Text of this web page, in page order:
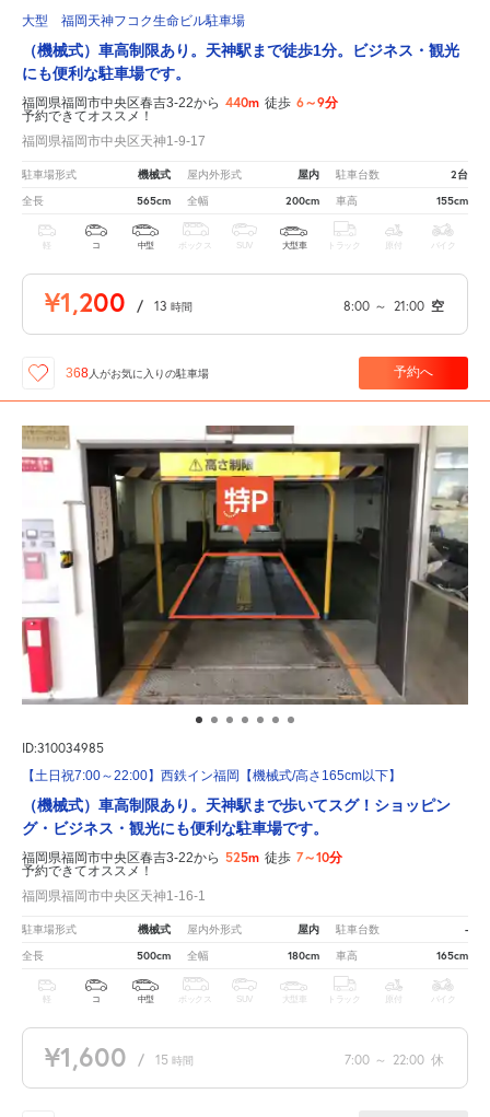
大型 福岡天神フコク生命ビル駐車場
（機械式）車高制限あり。天神駅まで徒歩1分。ビジネス・観光
にも便利な駐車場です。
福岡県福岡市中央区春吉3-22から 440m 徒歩 6～9分
予約できてオススメ！
福岡県福岡市中央区天神1-9-17
駐車場形式 機械式 屋内外形式 屋内 駐車台数 2台
全長 565cm 全幅 200cm 車高 155cm
軽 コ 中型 ボックス SUV 大型車 トラック 原付 バイク
¥1,200 / 13 時間 8:00 ～ 21:00 空
368 人がお気に入りの駐車場 予約へ
ID:310034985
【土日祝7:00～22:00】西鉄イン福岡【機械式/高さ165cm以下】
（機械式）車高制限あり。天神駅まで歩いてスグ！ショッピン
グ・ビジネス・観光にも便利な駐車場です。
福岡県福岡市中央区春吉3-22から 525m 徒歩 7～10分
予約できてオススメ！
福岡県福岡市中央区天神1-16-1
駐車場形式 機械式 屋内外形式 屋内 駐車台数 -
全長 500cm 全幅 180cm 車高 165cm
軽 コ 中型 ボックス SUV 大型車 トラック 原付 バイク
¥1,600 / 15 時間 7:00 ～ 22:00 休